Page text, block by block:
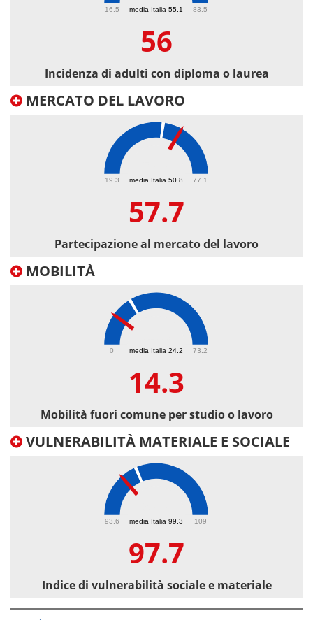
media Italia 55.1
16.5 83.5
56
Incidenza di adulti con diploma o laurea
MERCATO DEL LAVORO
media Italia 50.8
19.3 77.1
57.7
Partecipazione al mercato del lavoro
MOBILITÀ
media Italia 24.2
0 73.2
14.3
Mobilità fuori comune per studio o lavoro
VULNERABILITÀ MATERIALE E SOCIALE
media Italia 99.3
93.6 109
97.7
Indice di vulnerabilità sociale e materiale